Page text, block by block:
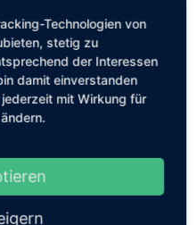
Technologien von
stetig zu
der Interessen
damit einverstanden
mit Wirkung für